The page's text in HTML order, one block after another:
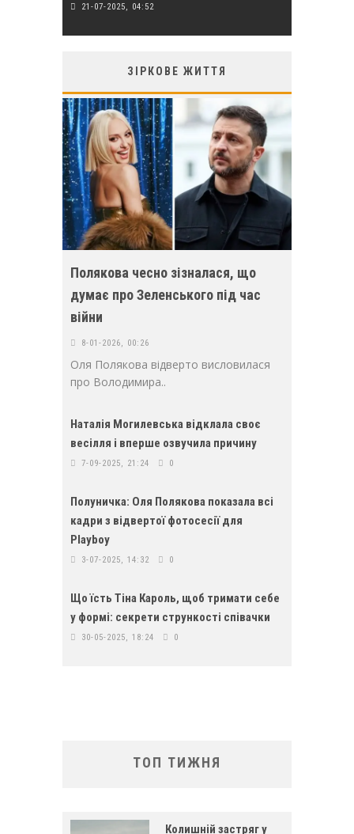
21-07-2025, 04:52
ЗІРКОВЕ ЖИТТЯ
Полякова чесно зізналася, що
думає про Зеленського під час
війни
8-01-2026, 00:26
Оля Полякова відверто висловилася
про Володимира..
Наталія Могилевська відклала своє
весілля і вперше озвучила причину
7-09-2025, 21:24 0
Полуничка: Оля Полякова показала всі
кадри з відвертої фотосесії для
Playboy
3-07-2025, 14:32 0
Що їсть Тіна Кароль, щоб тримати себе
у формі: секрети стрункості співачки
30-05-2025, 18:24 0
ТОП ТИЖНЯ
Колишній застряг у